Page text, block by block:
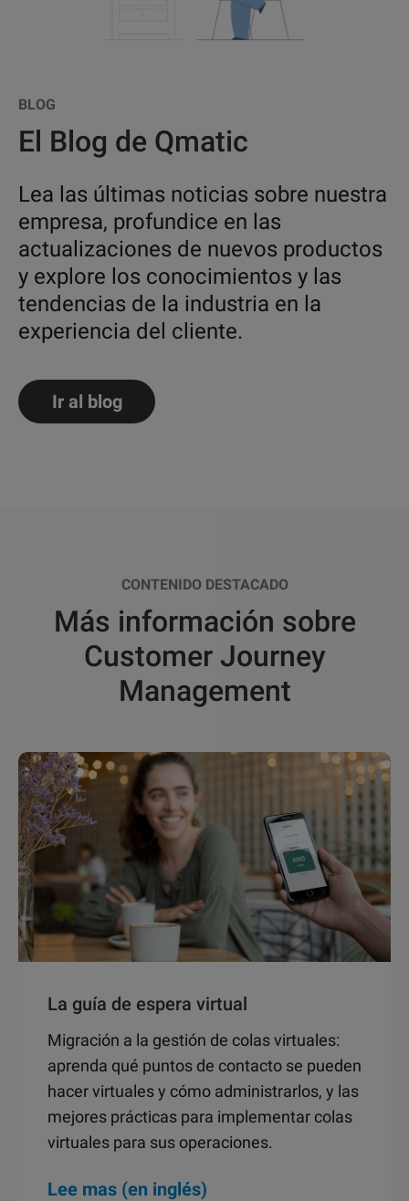
BLOG
El Blog de Qmatic
Lea las últimas noticias sobre nuestra
empresa, profundice en las
actualizaciones de nuevos productos
y explore los conocimientos y las
tendencias de la industria en la
experiencia del cliente.
Ir al blog
CONTENIDO DESTACADO
Más información sobre
Customer Journey
Management
La guía de espera virtual
Migración a la gestión de colas virtuales:
aprenda qué puntos de contacto se pueden
hacer virtuales y cómo administrarlos, y las
mejores prácticas para implementar colas
virtuales para sus operaciones.
Lee mas (en inglés)